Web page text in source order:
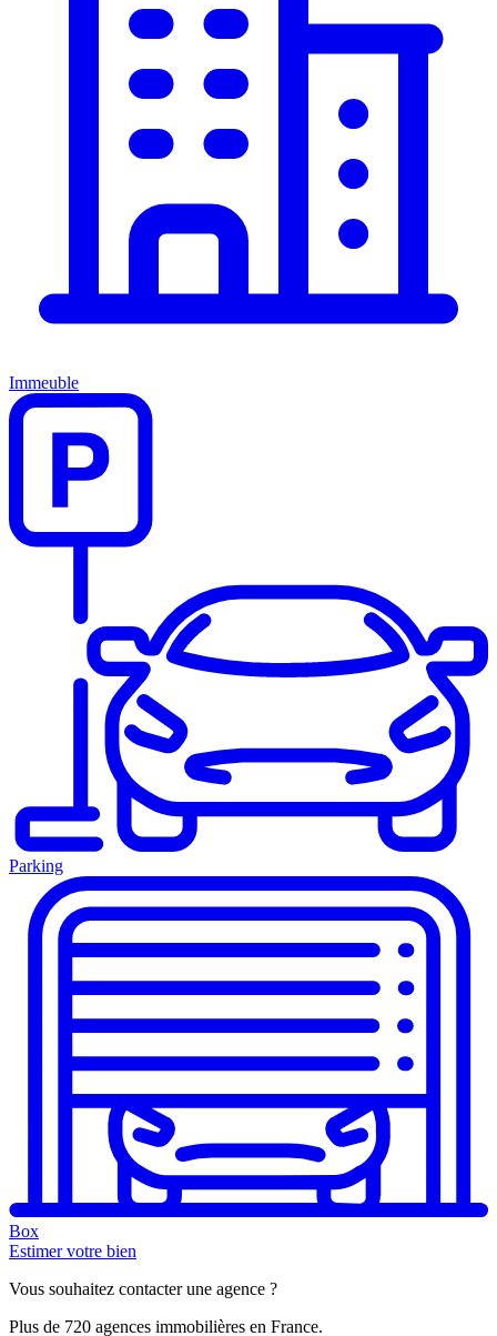
Immeuble
Parking
Box
Estimer votre bien
Vous souhaitez contacter une agence ?
Plus de 720 agences immobilières en France.